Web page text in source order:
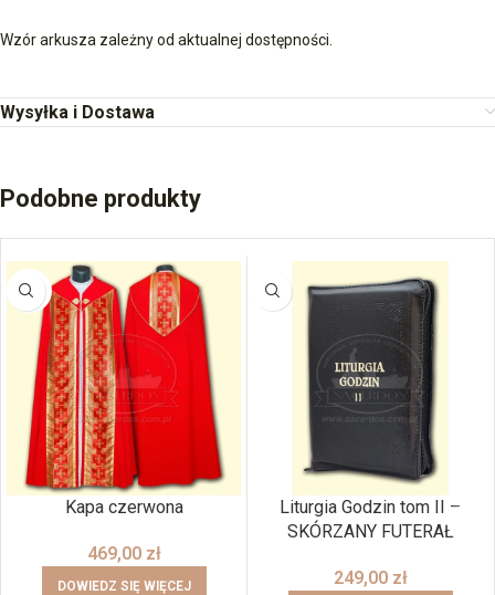
Wzór arkusza zależny od aktualnej dostępności.
Wysyłka i Dostawa
Podobne produkty
BRAK
Kapa czerwona
469,00 zł
DOWIEDZ SIĘ WIĘCEJ
Liturgia Godzin tom II –
SKÓRZANY FUTERAŁ
249,00 zł